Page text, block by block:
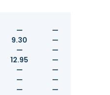
—
9.30
—
12.95
—
—
—
—
—
—
—
—
—
—